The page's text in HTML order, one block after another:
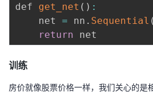
def get_net ( ) :
    net
= nn . Sequential (
return
训练
房价就像股票价格⼀样，我们关⼼的是